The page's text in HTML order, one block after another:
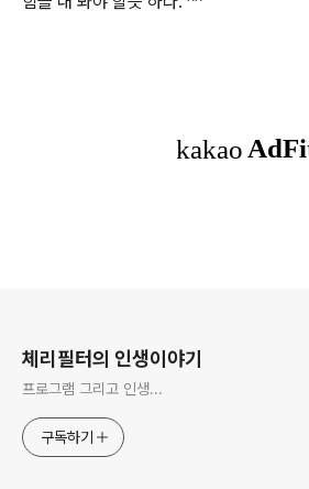
체리필터의 인생이야기
프로그램 그리고 인생...
구독하기